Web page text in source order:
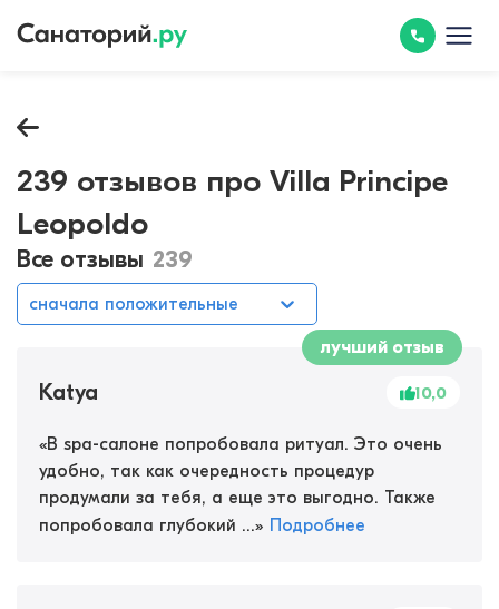
239 отзывов про Villa Principe
Leopoldo
Все отзывы 239
сначала положительные
лучший отзыв
Katya 10,0
«В spa-салоне попробовала ритуал. Это очень
удобно, так как очередность процедур
продумали за тебя, а еще это выгодно. Также
попробовала глубокий ...» Подробнее